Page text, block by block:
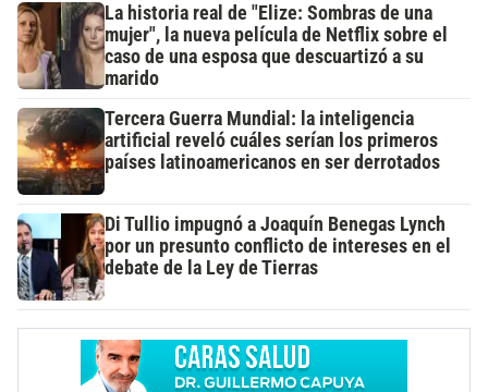
La historia real de "Elize: Sombras de una
mujer", la nueva película de Netflix sobre el
caso de una esposa que descuartizó a su
marido
Tercera Guerra Mundial: la inteligencia
artificial reveló cuáles serían los primeros
países latinoamericanos en ser derrotados
Di Tullio impugnó a Joaquín Benegas Lynch
por un presunto conflicto de intereses en el
debate de la Ley de Tierras